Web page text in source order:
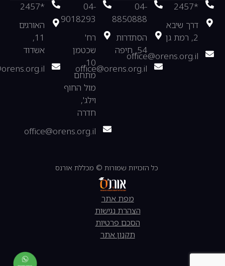
*2457
האורגים
11,
אשדוד
04-
9018293
רח'
שכטמן
10,
מתחם
מול החוף
וילג',
חדרה
office@orens.org.il
04-
8850888
הסתדרות
54, חיפה
office@orens.org.il
*2457
דרך שיבא
2, רמת גן
office@orens.org.il
כל הזכויות שמורות © מכללת אורנס
מפת אתר
הצהרת נגישות
הסכם פרטיות
תקנון אתר